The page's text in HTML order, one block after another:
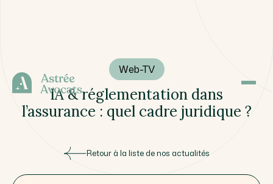
Web-TV
IA & réglementation dans
l’assurance : quel cadre juridique ?
Retour à la liste de nos actualités